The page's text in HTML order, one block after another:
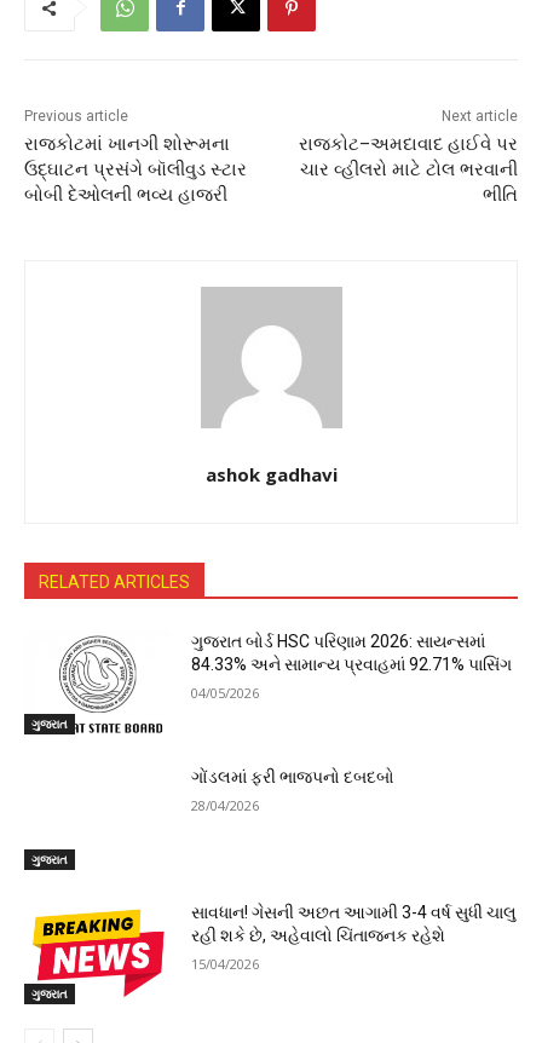
Previous article
રાજકોટમાં ખાનગી શોરૂમના
ઉદ્ઘાટન પ્રસંગે બૉલીવુડ સ્ટાર
બોબી દેઓલની ભવ્ય હાજરી
Next article
રાજકોટ–અમદાવાદ હાઈવે પર
ચાર વ્હીલરો માટે ટોલ ભરવાની
ભીતિ
ashok gadhavi
RELATED ARTICLES
ગુજરાત
ગુજરાત બોર્ડ HSC પરિણામ 2026: સાયન્સમાં
84.33% અને સામાન્ય પ્રવાહમાં 92.71% પાસિંગ
04/05/2026
ગુજરાત
ગોંડલમાં ફરી ભાજપનો દબદબો
28/04/2026
ગુજરાત
સાવધાન! ગેસની અછત આગામી 3-4 વર્ષ સુધી ચાલુ
રહી શકે છે, અહેવાલો ચિંતાજનક રહેશે
15/04/2026